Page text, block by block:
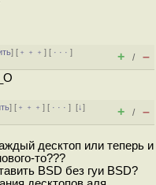
] [ ﹢﹢﹢] [ · · ·]
+ / –
] [ ﹢﹢﹢] [ · · ·][↓]
+ / –
десктоп или теперь и
то???
BSD без гуи BSD?